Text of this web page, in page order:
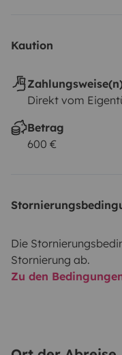
Kaution
Direkt vom
Betrag
600 €
Die
Stornierung ab.
Zu den